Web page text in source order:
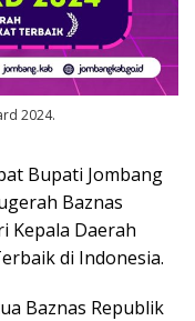
2024.
Bupati Jombang
Baznas
Kepala Daerah
di Indonesia.
Baznas Republik